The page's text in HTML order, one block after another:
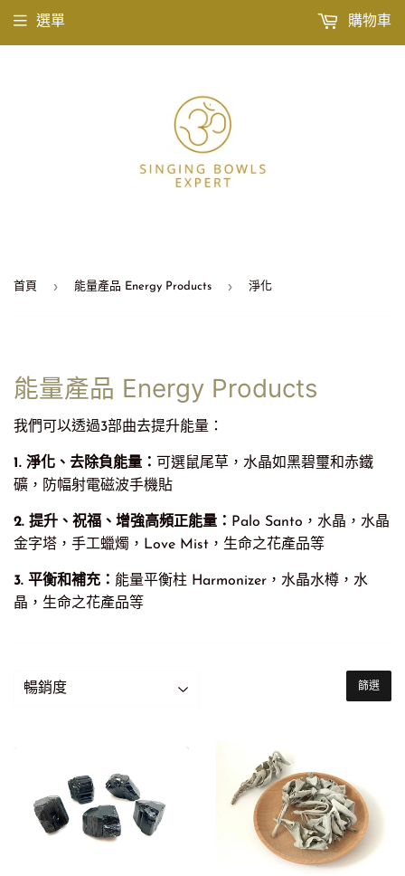
選單 購物車
首頁 › 能量產品 Energy Products › 淨化
能量產品 Energy Products
我們可以透過3部曲去提升能量：
1. 淨化、去除負能量： 可選鼠尾草，水晶如黑碧璽和赤鐵
礦，防幅射電磁波手機貼
2. 提升、祝福 、增強高頻正能量： Palo Santo，水晶，水晶
金字塔，手工蠟燭，Love Mist， 生命之花產品等
3. 平衡和補充： 能量平衡柱 Harmonizer，水晶水樽，水
晶，生命之花產品等
篩選